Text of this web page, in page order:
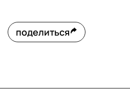
поделиться